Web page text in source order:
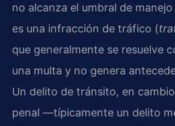
no alcanza el umbral de
es una infracción de tráfico (
que generalmente se resuelve
una multa y no genera
Un delito de tránsito, en
penal —típicamente un delito